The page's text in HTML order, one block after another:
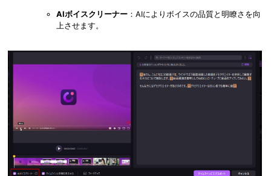
AIボイスクリーナー：AIによりボイスの品質と明瞭さを向
上させます。